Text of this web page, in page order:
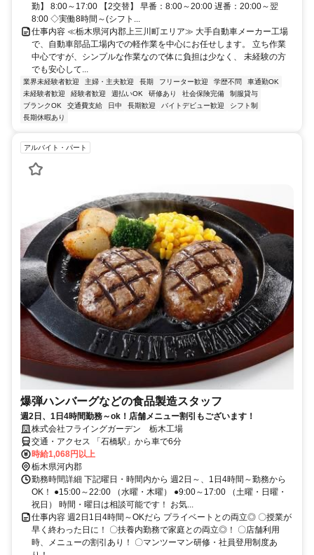
勤】 8:00～17:00 【2交替】 早番：8:00～20:00 遅番：20:00～翌
8:00 ◇実働8時間～(シフト...
仕事内容 ≪栃木県河内郡上三川町エリア≫ 大手自動車メーカー工場
で、自動車部品工場内での軽作業を中心にお任せします。 立ち作業
中心ですが、シンプルな作業なので体に負担は少なく、 未経験の方
でも安心して...
業界未経験者歓迎 主婦・主夫歓迎 長期 フリーター歓迎 学歴不問
車通勤OK
未経験者歓迎
経験者歓迎 週払いOK 研修あり 社会保険完備
制服貸与
ブランクOK
交通費支給 日中 長期歓迎 バイトデビュー歓迎
シフト制
長期休暇あり
アルバイト・パート
爆弾ハンバーグなどの食品製造スタッフ
週2日、1日4時間勤務～ok！店舗メニュー割引もございます！
株式会社フライングガーデン 栃木工場
交通・アクセス 「石橋駅」から車で6分
時給1,068円以上
栃木県河内郡
勤務時間詳細 下記曜日・時間内から 週2日～、1日4時間～勤務から
OK！ ●15:00～22:00 （水曜・木曜） ●9:00～17:00 （土曜・日曜・
祝日） 時間・曜日は相談可能です！ お気...
仕事内容 週2日1日4時間～OKだら プライベートとの両立◎ 〇授業が
早く終わった日に！ 〇扶養内勤務で家庭との両立◎！ 〇店舗利用
時、メニューの割引あり！ 〇マンツーマン研修・社員登用制度あ